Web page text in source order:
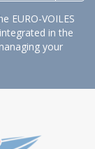
EURO-VOILES
in the
your